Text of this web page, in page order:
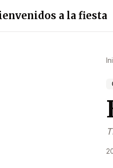
a la fiesta